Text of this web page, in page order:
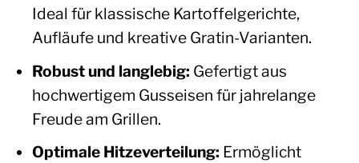
Ideal für klassische Kartoffelgerichte,
Aufläufe und kreative Gratin-Varianten.
Robust und langlebig: Gefertigt aus
hochwertigem Gusseisen für jahrelange
Freude am Grillen.
Optimale Hitzeverteilung: Ermöglicht